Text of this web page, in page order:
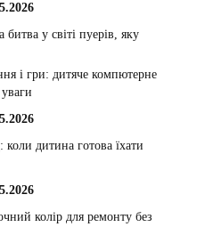
у світі пуерів, яку
і гри: дитяче компютерне
дитина готова їхати
колір для ремонту без